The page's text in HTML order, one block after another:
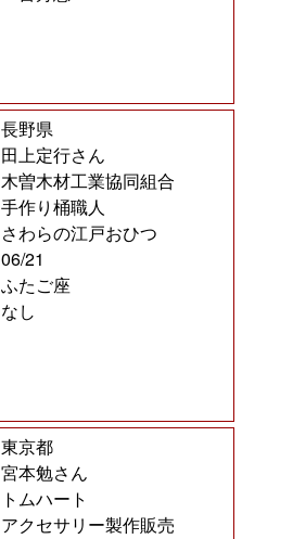
長野県
田上定行さん
木曽木材工業協同組合
手作り桶職人
さわらの江戸おひつ
06/21
ふたご座
なし
東京都
宮本勉さん
トムハート
アクセサリー製作販売